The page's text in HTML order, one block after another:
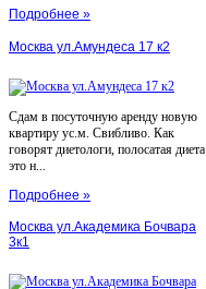
Подробнее »
Москва ул.Амундеса 17 к2
Сдам в посуточную аренду новую
квартиру ус.м. Свибливо. Как
говорят диетологи, полосатая диета
это н...
Подробнее »
Москва ул.Академика Бочвара
3к1